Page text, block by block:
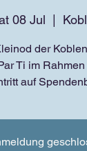
08 Jul
der
Ti im
auf